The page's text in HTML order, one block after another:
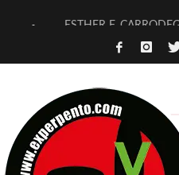
ESTHER F.
[TERRA DE
TIMBRE 4, LA ESCUELA
30 AÑOS (NO ES NADA)
MILITARES